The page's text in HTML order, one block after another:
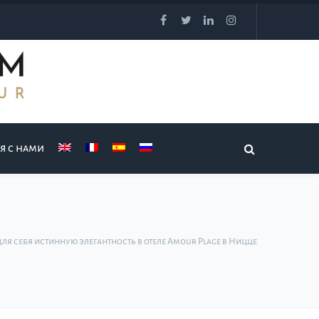
с нами
себя истинную элегантность в отеле Amour Plage в Ницце